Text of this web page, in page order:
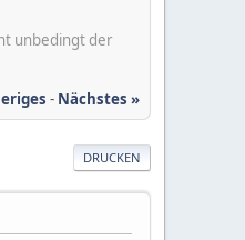
unbedingt der
- Nächstes »
DRUCKEN